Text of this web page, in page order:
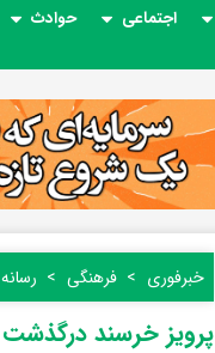
اجتماعی حوادث
خبرفوری فرهنگی رسانه
پرویز خرسند درگذشت